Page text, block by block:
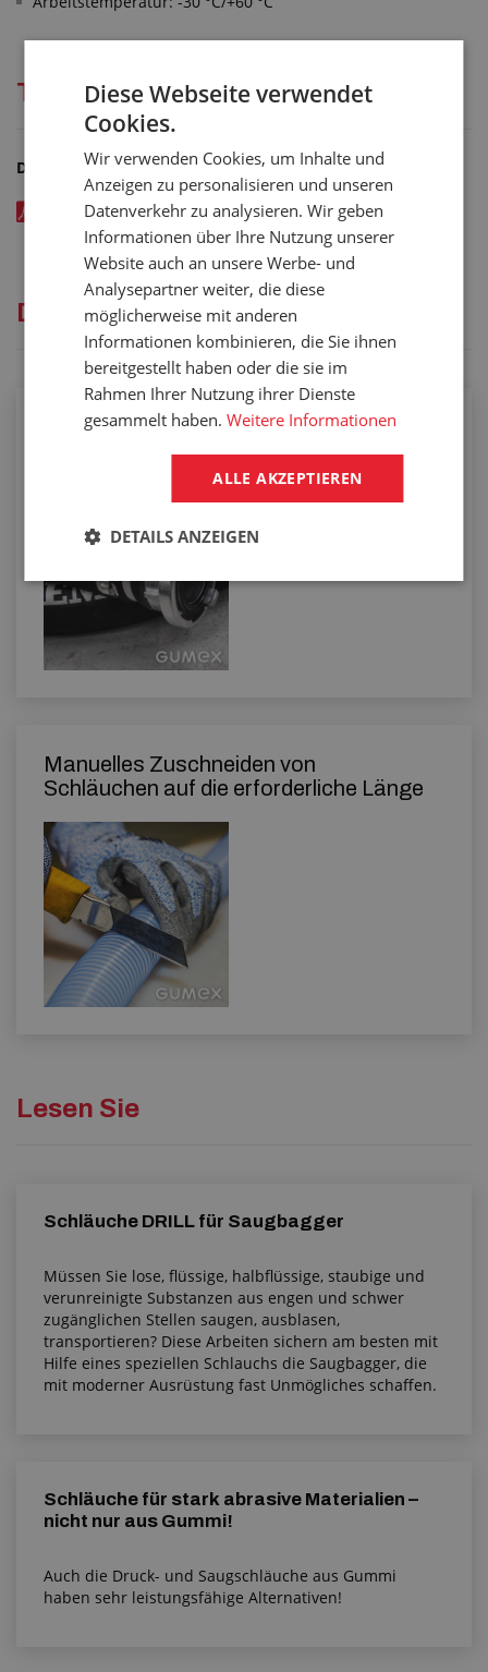
Technische Dokumentation
Dateien zum Herunterladen
CLC - Tlakosací hadice pro sypké látky - katalogový list v
EN (pdf) - kód: 00070xxx
Dienstleistungen
Konfektionierung von Schläuchen für
Manuelles Zuschneiden von
Schläuchen auf die erforderliche Länge
Lesen Sie
Schläuche DRILL für Saugbagger
Müssen Sie lose, flüssige, halbflüssige, staubige und
verunreinigte Substanzen aus engen und schwer
zugänglichen Stellen saugen, ausblasen,
transportieren? Diese Arbeiten sichern am besten mit
Hilfe eines speziellen Schlauchs die Saugbagger, die
mit moderner Ausrüstung fast Unmögliches schaffen.
Schläuche für stark abrasive Materialien –
nicht nur aus Gummi!
Auch die Druck- und Saugschläuche aus Gummi
haben sehr leistungsfähige Alternativen!
Diese Webseite verwendet
Cookies.
Wir verwenden Cookies, um Inhalte und
Anzeigen zu personalisieren und unseren
Datenverkehr zu analysieren. Wir geben
Informationen über Ihre Nutzung unserer
Website auch an unsere Werbe- und
Analysepartner weiter, die diese
möglicherweise mit anderen
Informationen kombinieren, die Sie ihnen
bereitgestellt haben oder die sie im
Rahmen Ihrer Nutzung ihrer Dienste
gesammelt haben.Weitere Informationen
ALLE AKZEPTIEREN
DETAILS ANZEIGEN